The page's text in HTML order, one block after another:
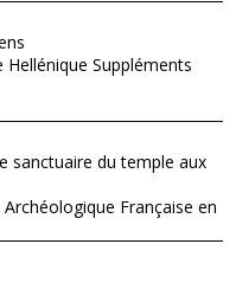
Suppléments
sanctuaire du temple aux
Française en